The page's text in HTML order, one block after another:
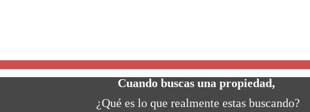
Cuando buscas una propiedad,
¿Qué es lo que realmente estas buscando?